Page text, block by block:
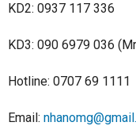
KD2: 0937 117 336
KD3: 090 6979 036
Hotline: 0707 69 1111
Email: